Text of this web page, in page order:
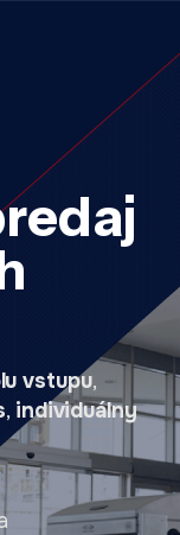
vstupu,
, individuálny